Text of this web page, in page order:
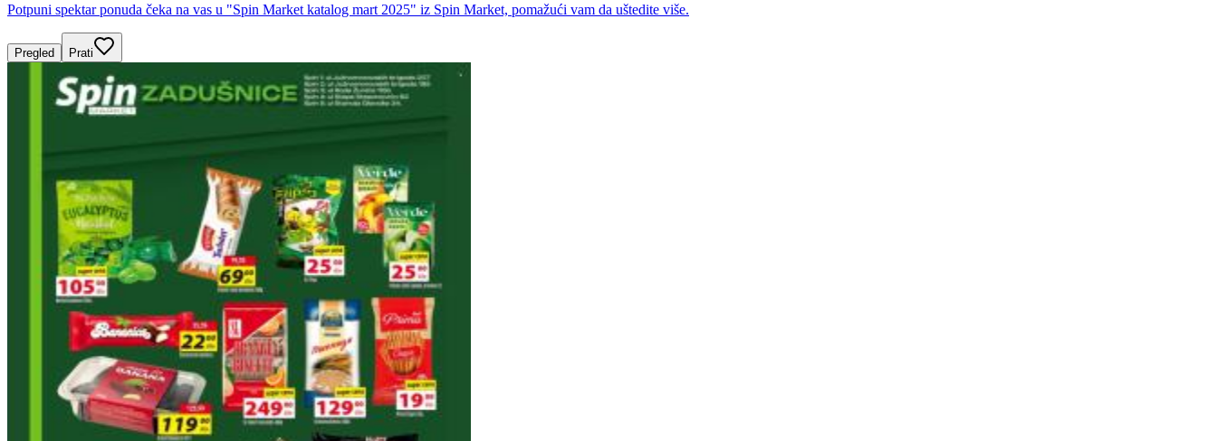
Potpuni spektar ponuda čeka na vas u "Spin Market katalog mart 2025" iz Spin Market, pomažući vam da uštedite više.
Pregled Prati